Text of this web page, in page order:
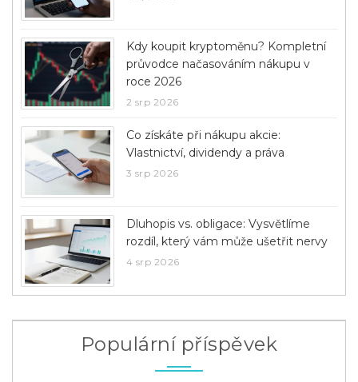
Kdy koupit kryptoměnu? Kompletní
průvodce načasováním nákupu v
roce 2026
2 srp 2026
Co získáte při nákupu akcie:
Vlastnictví, dividendy a práva
3 srp 2026
Dluhopis vs. obligace: Vysvětlíme
rozdíl, který vám může ušetřit nervy
4 srp 2026
Populární příspěvek